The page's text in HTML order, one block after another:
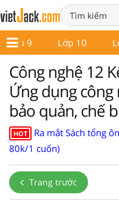
Lớp 9 Lớp 10
Công nghệ 12
Ứng dụng
bảo quản, chế
HOT
Ra mắt Sách tổng
80k/1 cuốn)
Trang trước